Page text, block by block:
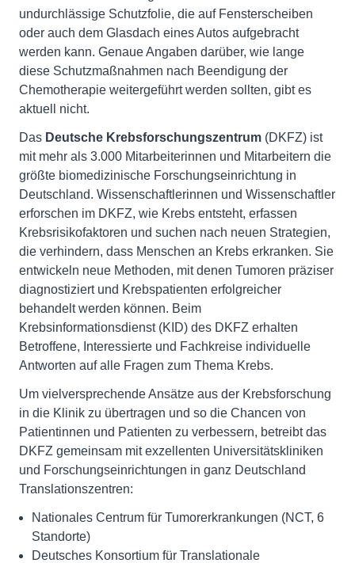
undurchlässige Schutzfolie, die auf Fensterscheiben
oder auch dem Glasdach eines Autos aufgebracht
werden kann. Genaue Angaben darüber, wie lange
diese Schutzmaßnahmen nach Beendigung der
Chemotherapie weitergeführt werden sollten, gibt es
aktuell nicht.
Das Deutsche Krebsforschungszentrum (DKFZ) ist
mit mehr als 3.000 Mitarbeiterinnen und Mitarbeitern die
größte biomedizinische Forschungseinrichtung in
Deutschland. Wissenschaftlerinnen und Wissenschaftler
erforschen im DKFZ, wie Krebs entsteht, erfassen
Krebsrisikofaktoren und suchen nach neuen Strategien,
die verhindern, dass Menschen an Krebs erkranken. Sie
entwickeln neue Methoden, mit denen Tumoren präziser
diagnostiziert und Krebspatienten erfolgreicher
behandelt werden können. Beim
Krebsinformationsdienst (KID) des DKFZ erhalten
Betroffene, Interessierte und Fachkreise individuelle
Antworten auf alle Fragen zum Thema Krebs.
Um vielversprechende Ansätze aus der Krebsforschung
in die Klinik zu übertragen und so die Chancen von
Patientinnen und Patienten zu verbessern, betreibt das
DKFZ gemeinsam mit exzellenten Universitätskliniken
und Forschungseinrichtungen in ganz Deutschland
Translationszentren:
Nationales Centrum für Tumorerkrankungen (NCT, 6
Standorte)
Deutsches Konsortium für Translationale